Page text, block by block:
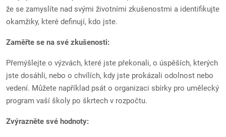
že se zamyslíte nad svými životními zkušenostmi a identifikujte
okamžiky, které definují, kdo jste.
Zaměřte se na své zkušenosti:
Přemýšlejte o výzvách, které jste překonali, o úspěších, kterých
jste dosáhli, nebo o chvílích, kdy jste prokázali odolnost nebo
vedení. Můžete například psát o organizaci sbírky pro umělecký
program vaší školy po škrtech v rozpočtu.
Zvýrazněte své hodnoty: